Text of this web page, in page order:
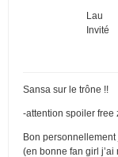
Lau
Invité
Sansa sur le trône !!
-attention spoiler free
Bon
(en bonne fan girl